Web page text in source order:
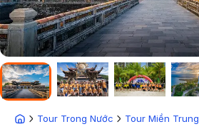
Tour Trong Nước Tour Miền Trung